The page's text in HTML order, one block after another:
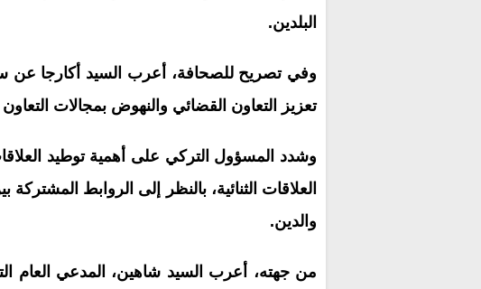
البلدين.
وفي تصريح للصحافة، أعرب السيد أكارجا عن
تعزيز التعاون القضائي والنهوض بمجالات
وشدد المسؤول التركي على أهمية توطيد
العلاقات الثنائية، بالنظر إلى الروابط المشتركة
والدين.
من جهته، أعرب السيد شاهين، المدعي العام